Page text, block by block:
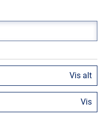
Vis alt
Vis